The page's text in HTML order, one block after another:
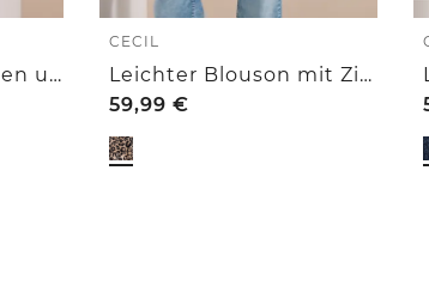
Bluse mit Stehkragen und Zipper
CECIL
Leichter Blouson mit Zipper und Leo-Print
59,99 €